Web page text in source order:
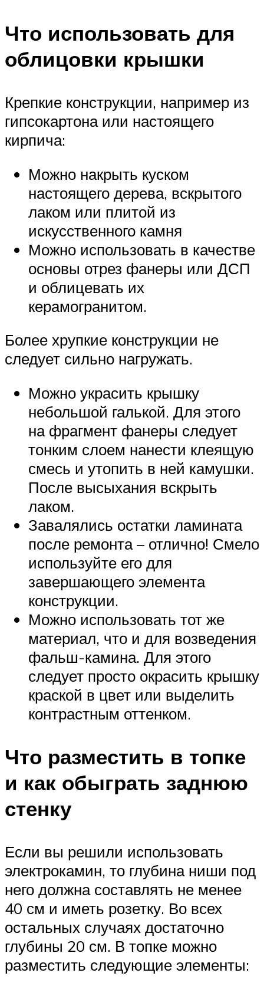
Что использовать для
облицовки крышки
Крепкие конструкции, например из
гипсокартона или настоящего
кирпича:
Можно накрыть куском
настоящего дерева, вскрытого
лаком или плитой из
искусственного камня
Можно использовать в качестве
основы отрез фанеры или ДСП
и облицевать их
керамогранитом.
Более хрупкие конструкции не
следует сильно нагружать.
Можно украсить крышку
небольшой галькой. Для этого
на фрагмент фанеры следует
тонким слоем нанести клеящую
смесь и утопить в ней камушки.
После высыхания вскрыть
лаком.
Завалялись остатки ламината
после ремонта – отлично! Смело
используйте его для
завершающего элемента
конструкции.
Можно использовать тот же
материал, что и для возведения
фальш-камина. Для этого
следует просто окрасить крышку
краской в цвет или выделить
контрастным оттенком.
Что разместить в топке
и как обыграть заднюю
стенку
Если вы решили использовать
электрокамин, то глубина ниши под
него должна составлять не менее
40 см и иметь розетку. Во всех
остальных случаях достаточно
глубины 20 см. В топке можно
разместить следующие элементы: